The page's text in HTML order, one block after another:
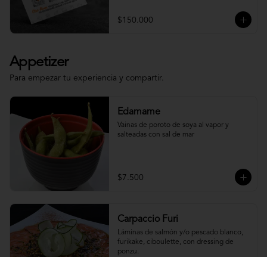
$150.000
Appetizer
Para empezar tu experiencia y compartir.
Edamame
Vainas de poroto de soya al vapor y
salteadas con sal de mar
$7.500
Carpaccio Furi
Láminas de salmón y/o pescado blanco,
furikake, ciboulette, con dressing de
ponzu.